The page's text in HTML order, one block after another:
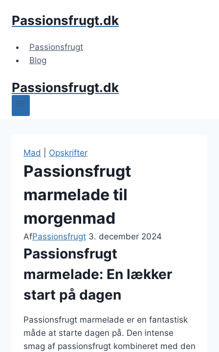
Passionsfrugt.dk
Passionsfrugt
Blog
Passionsfrugt.dk
Mad Opskrifter
Passionsfrugt
marmelade til
morgenmad
AfPassionsfrugt 3. december 2024
Passionsfrugt
marmelade: En lækker
start på dagen
Passionsfrugt marmelade er en fantastisk
måde at starte dagen på. Den intense
smag af passionsfrugt kombineret med den